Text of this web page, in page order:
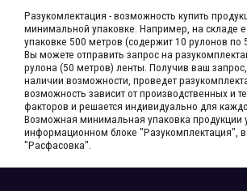
Разукомлектация - возможность купить
минимальной упаковке. Например, на складе​
упаковке 500 метров (содержит 10 рулонов по
Вы можете отправить запрос на
рулона (50 метров) ленты. Получив ваш
наличии возможности, проведет
возможность зависит от производственных​ и
факторов и решается индивидуально для
Возможная минимальная упаковка продукции
информационном блоке "Разукомплектация", в
"Расфасовка".